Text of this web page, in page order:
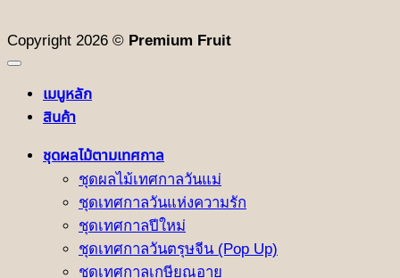
Copyright 2026 © Premium Fruit
เมนูหลัก
สินค้า
ชุดผลไม้ตามเทศกาล
ชุดผลไม้เทศกาลวันแม่
ชุดเทศกาลวันแห่งความรัก
ชุดเทศกาลปีใหม่
ชุดเทศกาลวันตรุษจีน (Pop Up)
ชุดเทศกาลเกษียณอายุ